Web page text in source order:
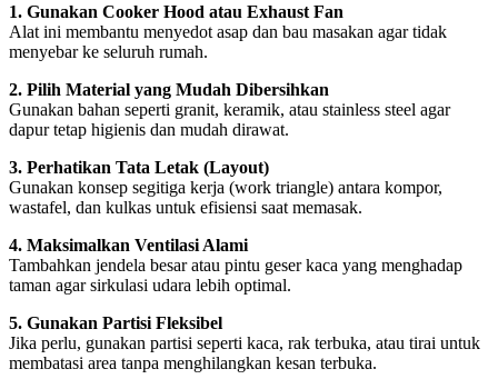
1. Gunakan Cooker Hood atau Exhaust Fan
Alat ini membantu menyedot asap dan bau masakan agar tidak
menyebar ke seluruh rumah.
2. Pilih Material yang Mudah Dibersihkan
Gunakan bahan seperti granit, keramik, atau stainless steel agar
dapur tetap higienis dan mudah dirawat.
3. Perhatikan Tata Letak (Layout)
Gunakan konsep segitiga kerja (work triangle) antara kompor,
wastafel, dan kulkas untuk efisiensi saat memasak.
4. Maksimalkan Ventilasi Alami
Tambahkan jendela besar atau pintu geser kaca yang menghadap
taman agar sirkulasi udara lebih optimal.
5. Gunakan Partisi Fleksibel
Jika perlu, gunakan partisi seperti kaca, rak terbuka, atau tirai untuk
membatasi area tanpa menghilangkan kesan terbuka.